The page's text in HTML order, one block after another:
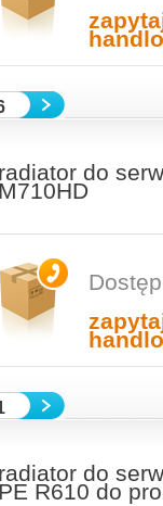
radiator do
M710HD
radiator do
PE R610 do